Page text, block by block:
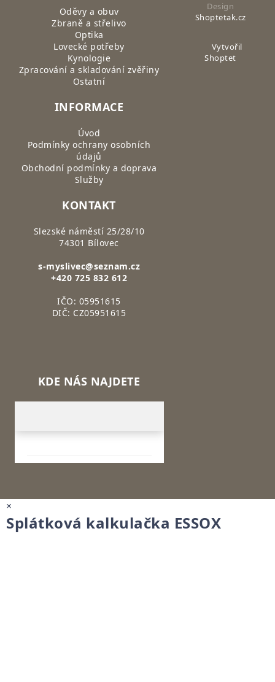
Oděvy a obuv
Zbraně a střelivo
Optika
Lovecké potřeby
Kynologie
Zpracování a skladování zvěřiny
Ostatní
INFORMACE
Úvod
Podmínky ochrany osobních
údajů
Obchodní podmínky a doprava
Služby
KONTAKT
Slezské náměstí 25/28/10
74301 Bílovec
s-myslivec@seznam.cz
+420 725 832 612
IČO: 05951615
DIČ: CZ05951615
KDE NÁS NAJDETE
Design
Shoptetak.cz
Vytvořil
Shoptet
×
Splátková kalkulačka ESSOX